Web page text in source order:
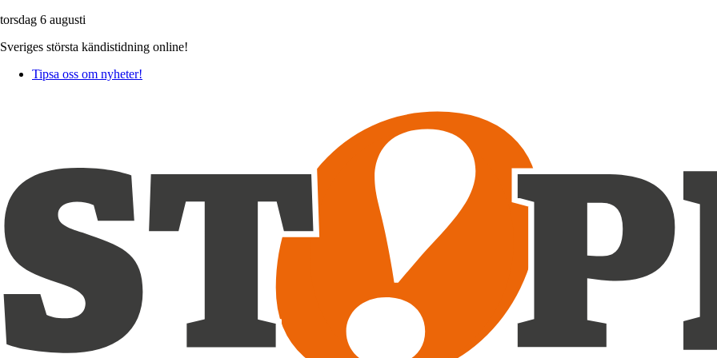
torsdag 6 augusti
Sveriges största kändistidning online!
Tipsa oss om nyheter!